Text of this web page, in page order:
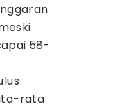
58-
rata